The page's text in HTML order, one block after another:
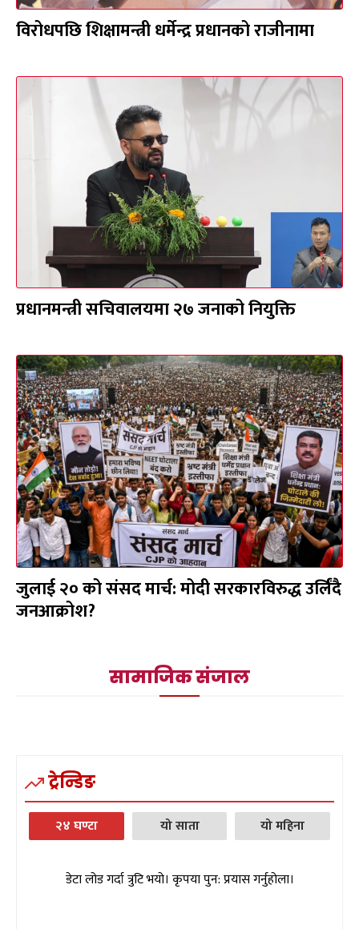
विरोधपछि शिक्षामन्त्री धर्मेन्द्र प्रधानको राजीनामा
प्रधानमन्त्री सचिवालयमा २७ जनाको नियुक्ति
जुलाई २० को संसद मार्च: मोदी सरकारविरुद्ध उर्लिंदै
जनआक्रोश?
सामाजिक संजाल
ट्रेन्डिङ
२४ घण्टा यो साता यो महिना
डेटा लोड गर्दा त्रुटि भयो। कृपया पुन: प्रयास गर्नुहोला।